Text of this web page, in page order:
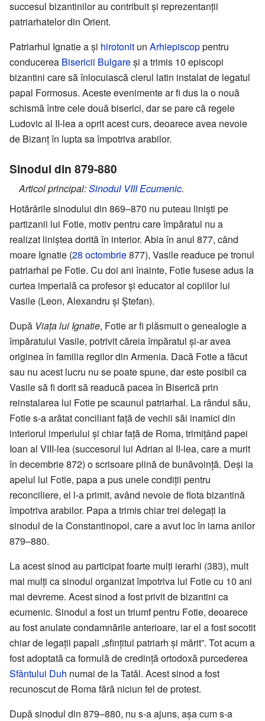
succesul bizantinilor au contribuit și reprezentanții
patriarhatelor din Orient.
Patriarhul Ignatie a și hirotonit un Arhiepiscoppentru
conducerea Bisericii Bulgareși a trimis 10 episcopi
bizantini care să înlocuiască clerul latin instalat de legatul
papal Formosus. Aceste evenimente ar fi dus la o nouă
schismă între cele două biserici, dar se pare că regele
Ludovic al II-lea a oprit acest curs, deoarece avea nevoie
de Bizanț în lupta sa împotriva arabilor.
Sinodul din 879-880
Articol principal:Sinodul VIII Ecumenic.
Hotărârile sinodului din 869–870 nu puteau liniști pe
partizanii lui Fotie, motiv pentru care împăratul nu a
realizat liniștea dorită în interior. Abia în anul 877, când
moare Ignatie (28 octombrie877), Vasile readuce pe tronul
patriarhal pe Fotie. Cu doi ani înainte, Fotie fusese adus la
curtea imperială ca profesor și educator al copiilor lui
Vasile (Leon, Alexandru și Ștefan).
După Viața lui Ignatie, Fotie ar fi plăsmuit o genealogie a
împăratului Vasile, potrivit căreia împăratul și-ar avea
originea în familia regilor din Armenia. Dacă Fotie a făcut
sau nu acest lucru nu se poate spune, dar este posibil ca
Vasile să fi dorit să readucă pacea în Biserică prin
reinstalarea lui Fotie pe scaunul patriarhal. La rândul său,
Fotie s-a arătat conciliant față de vechii săi inamici din
interiorul imperiului și chiar față de Roma, trimițând papei
Ioan al VIII-lea (succesorul lui Adrian al II-lea, care a murit
în decembrie 872) o scrisoare plină de bunăvoință. Deși la
apelul lui Fotie, papa a pus unele condiții pentru
reconciliere, el l-a primit, având nevoie de flota bizantină
împotriva arabilor. Papa a trimis chiar trei delegați la
sinodul de la Constantinopol, care a avut loc în iarna anilor
879–880.
La acest sinod au participat foarte mulți ierarhi (383), mult
mai mulți ca sinodul organizat împotriva lui Fotie cu 10 ani
mai devreme. Acest sinod a fost privit de bizantini ca
ecumenic. Sinodul a fost un triumf pentru Fotie, deoarece
au fost anulate condamnările anterioare, iar el a fost socotit
chiar de legații papali „sfințitul patriarh și mărit”. Tot acum a
fost adoptată ca formulă de credință ortodoxă purcederea
Sfântului Duh numai de la Tatăl. Acest sinod a fost
recunoscut de Roma fără niciun fel de protest.
După sinodul din 879–880, nu s-a ajuns, așa cum s-a